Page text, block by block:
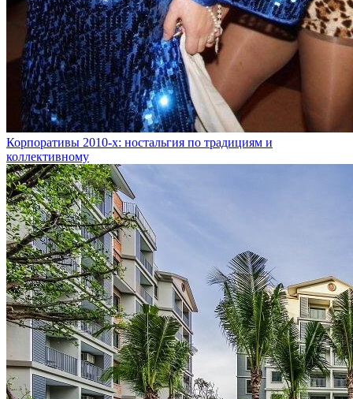
Корпоративы 2010-х: ностальгия по традициям и
коллективному